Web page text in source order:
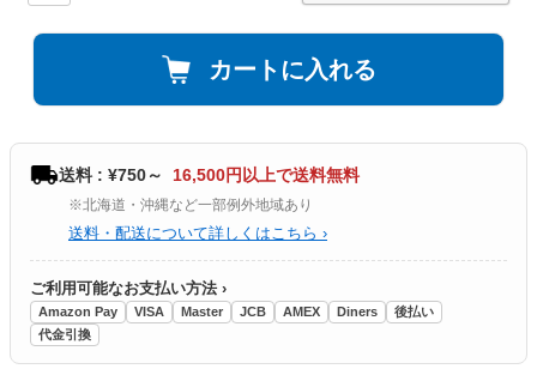
カートに入れる
送料 : ¥750～ 16,500円以上で送料無料
※北海道・沖縄など一部例外地域あり
送料・配送について詳しくはこちら ›
ご利用可能なお支払い方法 ›
Amazon Pay VISA Master JCB AMEX Diners
後払い
代金引換